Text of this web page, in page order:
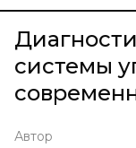
системы
Автор